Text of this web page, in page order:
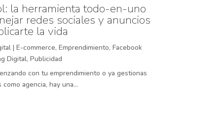
la herramienta todo-en-uno
redes sociales y anuncios
la vida
| E-commerce, Emprendimiento, Facebook
Digital, Publicidad
con tu emprendimiento o ya gestionas
como agencia, hay una...